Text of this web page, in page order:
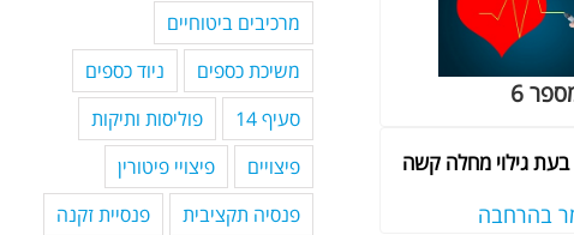
6
בעת גילוי מחלה קשה
בהרחבה
מרכיבים ביטוחיים
משיכת כספים
ניוד כספים
סעיף 14
פוליסות ותיקות
פיצויים
פיצויי פיטורין
פנסיה תקציבית
פנסיית זקנה